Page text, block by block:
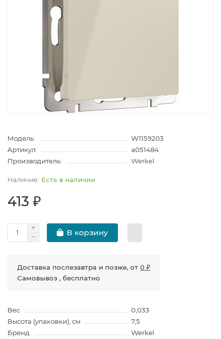
Модель:
W1159203
Артикул:
a051484
Производитель:
Werkel
Есть в наличии
413 ₽
В корзину
Доставка послезавтра и позже, от 0 ₽
Самовывоз , бесплатно
Вес
0,033
Высота (упаковки), см
7,5
Бренд
Werkel